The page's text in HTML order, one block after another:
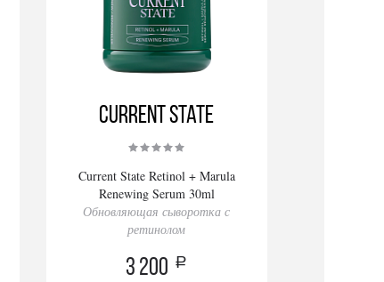
Current State
Current State Retinol + Marula
Renewing Serum 30ml
Обновляющая сыворотка с
ретинолом
3 200 a